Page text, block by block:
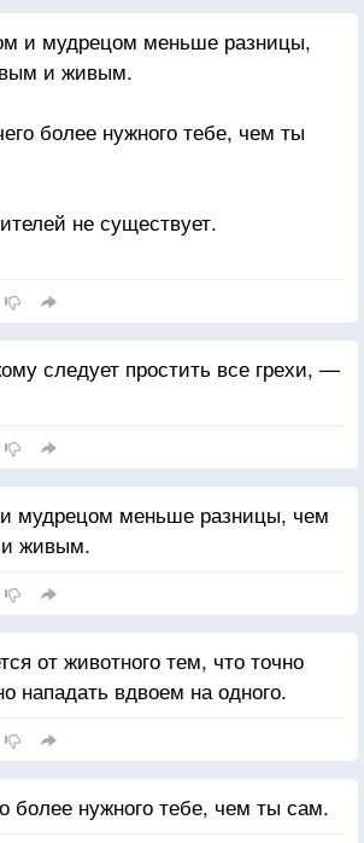
и мудрецом меньше разницы,
и живым.
более нужного тебе, чем ты
не существует.
нападать вдвоем на одного.
следует простить все грехи, —
следует простить все грехи, —
мудрецом меньше разницы, чем
живым.
от животного тем, что точно
нападать вдвоем на одного.
более нужного тебе, чем ты сам.